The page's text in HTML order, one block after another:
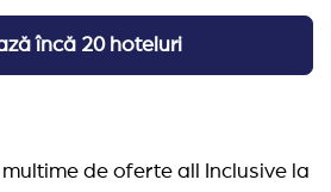
încă 20 hoteluri
de oferte all Inclusive la